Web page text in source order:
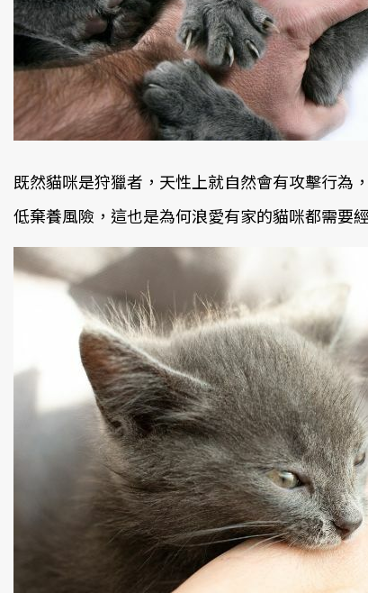
既然貓咪是狩獵者，天性上就自然會有攻擊行為
低棄養風險，這也是為何浪愛有家的貓咪都需要